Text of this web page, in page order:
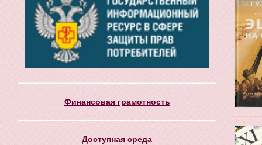
Финансовая грамотность
Доступная среда